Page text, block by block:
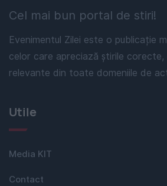
Cel mai bun portal de stiri!
Evenimentul Zilei este o publicație
celor care apreciază știrile corecte,
relevante din toate domeniile de
Utile
Media KIT
Contact